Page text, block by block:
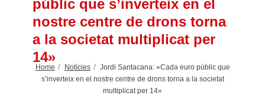
públic que s’inverteix en el
nostre centre de drons torna
a la societat multiplicat per
14»
Home Notícies
Jordi Santacana: «Cada euro públic que
s’inverteix en el nostre centre de drons torna a la societat
multiplicat per 14»